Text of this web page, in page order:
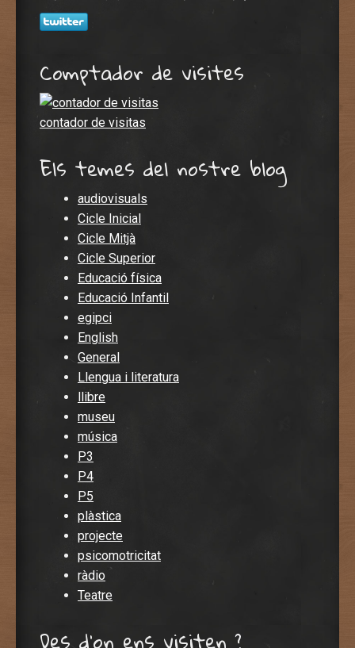
Comptador de visites
contador de visitas
Els temes del nostre blog
audiovisuals
Cicle Inicial
Cicle Mitjà
Cicle Superior
Educació física
Educació Infantil
egipci
English
General
Llengua i literatura
llibre
museu
música
P3
P4
P5
plàstica
projecte
psicomotricitat
ràdio
Teatre